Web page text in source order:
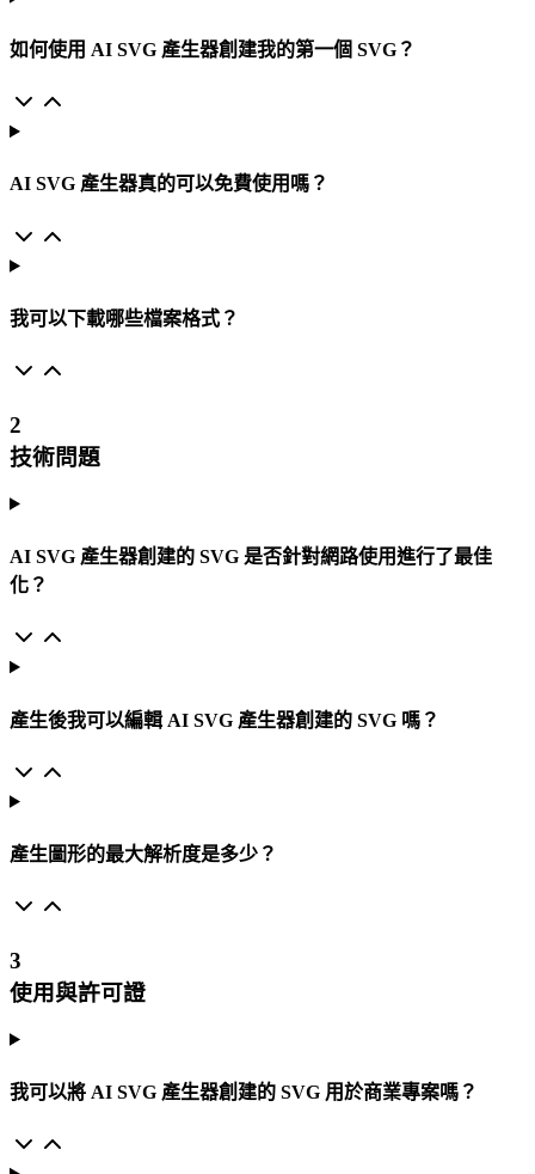
如何使用 AI SVG 產生器創建我的第一個 SVG？
AI SVG 產生器真的可以免費使用嗎？
我可以下載哪些檔案格式？
2
技術問題
AI SVG 產生器創建的 SVG 是否針對網路使用進行了最佳
化？
產生後我可以編輯 AI SVG 產生器創建的 SVG 嗎？
產生圖形的最大解析度是多少？
3
使用與許可證
我可以將 AI SVG 產生器創建的 SVG 用於商業專案嗎？